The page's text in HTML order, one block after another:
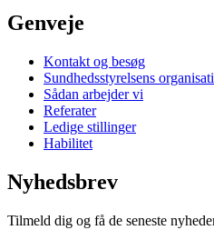
Genveje
Kontakt og besøg
Sundhedsstyrelsens
Sådan arbejder vi
Referater
Ledige stillinger
Habilitet
Nyhedsbrev
Tilmeld dig og få de seneste